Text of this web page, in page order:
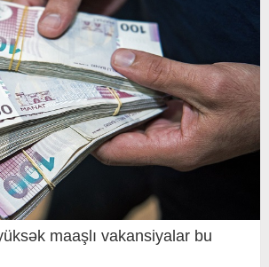
maaşlı vakansiyalar bu